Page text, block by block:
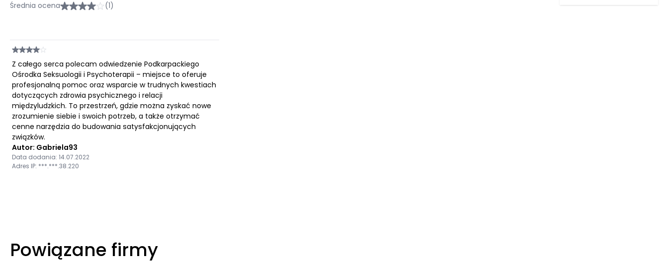
Średnia ocena (1)
Z całego serca polecam odwiedzenie Podkarpackiego
Ośrodka Seksuologii i Psychoterapii – miejsce to oferuje
profesjonalną pomoc oraz wsparcie w trudnych kwestiach
dotyczących zdrowia psychicznego i relacji
międzyludzkich. To przestrzeń, gdzie można zyskać nowe
zrozumienie siebie i swoich potrzeb, a także otrzymać
cenne narzędzia do budowania satysfakcjonujących
związków.
Autor: Gabriela93
Data dodania: 14.07.2022
Adres IP: ***.***.38.220
Powiązane firmy